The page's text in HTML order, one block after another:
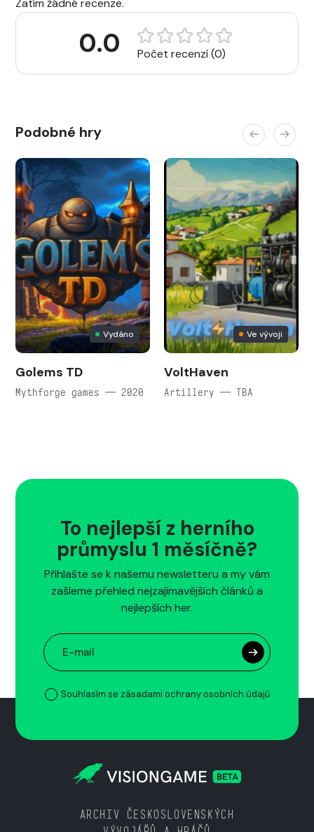
Zatím žádné recenze.
0.0 Počet recenzí (0)
Podobné hry
Vydáno
Golems TD
Mythforge games — 2020
Ve vývoji
VoltHaven
Artillery — TBA
To nejlepší z herního
průmyslu 1 měsíčně?
Přihlašte se k našemu newsletteru a my vám
zašleme přehled nejzajímavějších článků a
nejlepších her.
Souhlasím se zásadami ochrany osobních údajů
ARCHIV ČESKOSLOVENSKÝCH